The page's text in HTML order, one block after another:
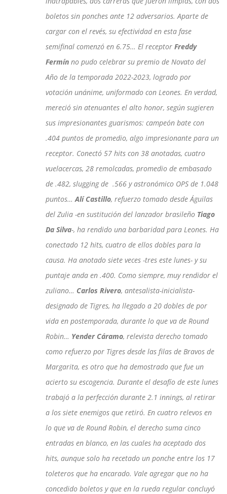
boletos sin ponches ante 12 adversarios. Aparte de
cargar con el revés, su efectividad en esta fase
semifinal comenzó en 6.75… El receptor Freddy
Fermín no pudo celebrar su premio de Novato del
Año de la temporada 2022-2023, logrado por
votación unánime, uniformado con Leones. En verdad,
mereció sin atenuantes el alto honor, según sugieren
sus impresionantes guarismos: campeón bate con
.404 puntos de promedio, algo impresionante para un
receptor. Conectó 57 hits con 38 anotadas, cuatro
vuelacercas, 28 remolcadas, promedio de embasado
de .482, slugging de .566 y astronómico OPS de 1.048
puntos… Alí Castillo, refuerzo tomado desde Águilas
del Zulia -en sustitución del lanzador brasileño Tiago
Da Silva-, ha rendido una barbaridad para Leones. Ha
conectado 12 hits, cuatro de ellos dobles para la
causa. Ha anotado siete veces -tres este lunes- y su
puntaje anda en .400. Como siempre, muy rendidor el
zuliano… Carlos Rivero, antesalista-inicialista-
designado de Tigres, ha llegado a 20 dobles de por
vida en postemporada, durante lo que va de Round
Robin… Yender Cáramo, relevista derecho tomado
como refuerzo por Tigres desde las filas de Bravos de
Margarita, es otro que ha demostrado que fue un
acierto su escogencia. Durante el desafío de este lunes
trabajó a la perfección durante 2.1 innings, al retirar
a los siete enemigos que retiró. En cuatro relevos en
lo que va de Round Robin, el derecho suma cinco
entradas en blanco, en las cuales ha aceptado dos
hits, aunque solo ha recetado un ponche entre los 17
toleteros que ha encarado. Vale agregar que no ha
concedido boletos y que en la rueda regular concluyó